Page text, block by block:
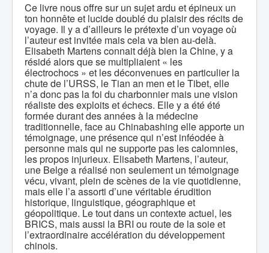
Ce livre nous offre sur un sujet ardu et épineux un
ton honnête et lucide doublé du plaisir des récits de
voyage. Il y a d’ailleurs le prétexte d’un voyage où
l’auteur est invitée mais cela va bien au-delà.
Elisabeth Martens connait déjà bien la Chine, y a
résidé alors que se multipliaient « les
électrochocs » et les déconvenues en particulier la
chute de l’URSS, le Tian an men et le Tibet, elle
n’a donc pas la foi du charbonnier mais une vision
réaliste des exploits et échecs. Elle y a été été
formée durant des années à la médecine
traditionnelle, face au Chinabashing elle apporte un
témoignage, une présence qui n’est inféodée à
personne mais qui ne supporte pas les calomnies,
les propos injurieux. Elisabeth Martens, l’auteur,
une Belge a réalisé non seulement un témoignage
vécu, vivant, plein de scènes de la vie quotidienne,
mais elle l’a assorti d’une véritable érudition
historique, linguistique, géographique et
géopolitique. Le tout dans un contexte actuel, les
BRICS, mais aussi la BRI ou route de la soie et
l’extraordinaire accélération du développement
chinois.